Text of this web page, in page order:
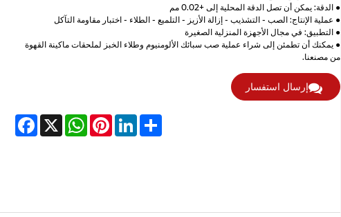
● الدقة: يمكن أن تصل الدقة المحلية إلى +0.02 مم
● عملية الإنتاج: الصب - التشذيب - إزالة الأزيز - التلميع - الطلاء - اختبار مقاومة التآكل
● التطبيق: في مجال الأجهزة المنزلية الصغيرة
● يمكنك أن تطمئن إلى شراء عملية صب سبائك الألومنيوم وطلاء الخبز لملحقات ماكينة القهوة
من مصنعنا.
إرسال استفسار
Facebook X
WhatsAppPinterestLinkedIn Share